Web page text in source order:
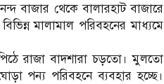
বাজার থেকে বালারহাট বাজারে
মালামাল পরিবহনের মাধ্যমে
রাজা বাদশারা চড়তো। মুলতো
পন্য পরিবহনে ব্যবহার হচ্ছে।